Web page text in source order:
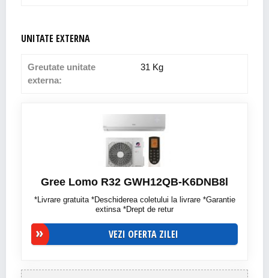
UNITATE EXTERNA
Greutate unitate
externa:
31 Kg
Gree Lomo R32 GWH12QB-K6DNB8l
*Livrare gratuita *Deschiderea coletului la livrare *Garantie
extinsa *Drept de retur
VEZI OFERTA ZILEI